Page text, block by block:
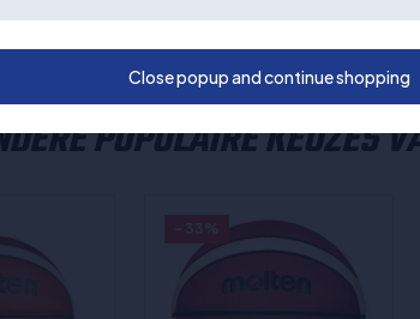
Speciale
POPULAIRE KEUZES
Close popup and continue shopping